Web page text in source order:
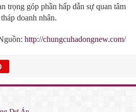
trọng góp phần hấp dẫn sự quan tâm
doanh nhân.
http://chungcuhadongnew.com/